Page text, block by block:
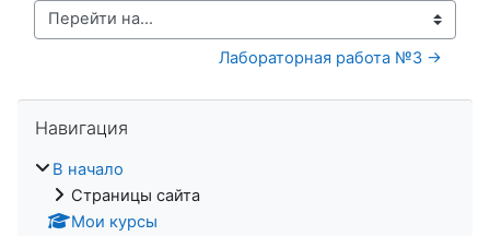
Перейти на...
Лабораторная работа №3 →
Навигация
В начало
Страницы сайта
Мои курсы